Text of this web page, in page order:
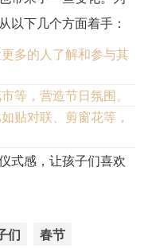
以下几个方面着手：
多的人了解和参与其
等，营造节日氛围。
贴对联、剪窗花等，
式感，让孩子们喜欢
们 春节